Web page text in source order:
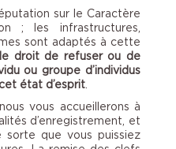
sur le Caractère
; les infrastructures,
sont adaptés à cette
le droit de refuser ou de
ou groupe d’individus
état d’esprit.
vous accueillerons à
d’enregistrement, et
sorte que vous puissiez